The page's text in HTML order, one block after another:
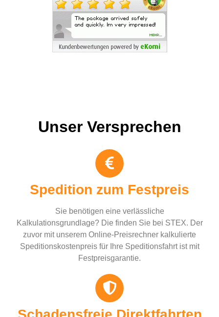
Unser Versprechen
Spedition zum Festpreis
Sie benötigen eine verlässliche
Kalkulationsgrundlage? Die finden Sie bei STEX. Der
zuvor mit unserem Online-Preisrechner kalkulierte
Speditionskostenpreis für Ihre Speditionsfahrt ist mit
Festpreisgarantie.